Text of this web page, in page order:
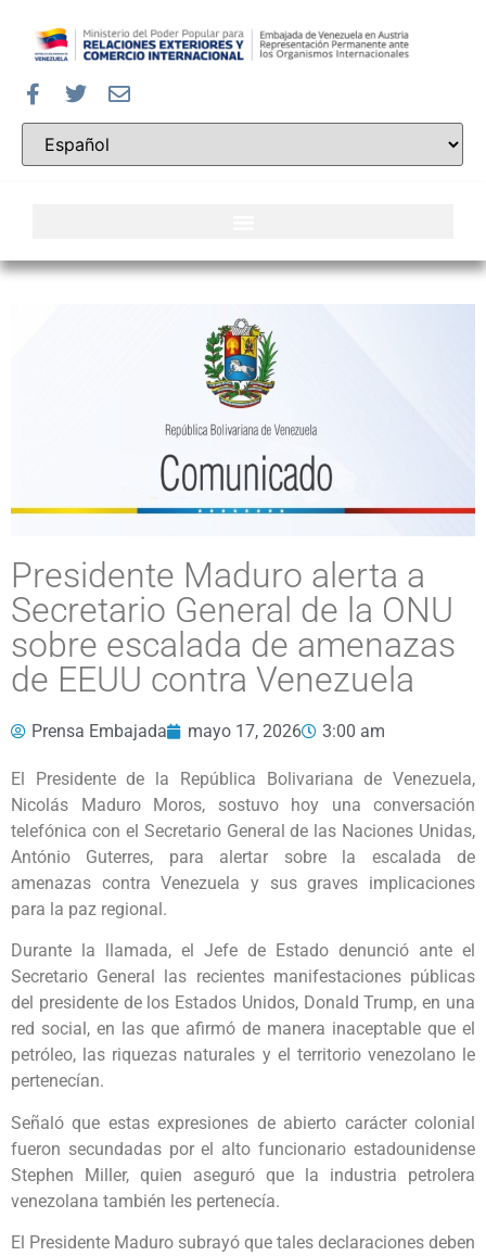
Presidente Maduro alerta a
Secretario General de la ONU
sobre escalada de amenazas
de EEUU contra Venezuela
Prensa Embajada mayo 17, 2026 3:00 am
El Presidente de la República Bolivariana de Venezuela,
Nicolás Maduro Moros, sostuvo hoy una conversación
telefónica con el Secretario General de las Naciones Unidas,
António Guterres, para alertar sobre la escalada de
amenazas contra Venezuela y sus graves implicaciones
para la paz regional.
Durante la llamada, el Jefe de Estado denunció ante el
Secretario General las recientes manifestaciones públicas
del presidente de los Estados Unidos, Donald Trump, en una
red social, en las que afirmó de manera inaceptable que el
petróleo, las riquezas naturales y el territorio venezolano le
pertenecían.
Señaló que estas expresiones de abierto carácter colonial
fueron secundadas por el alto funcionario estadounidense
Stephen Miller, quien aseguró que la industria petrolera
venezolana también les pertenecía.
El Presidente Maduro subrayó que tales declaraciones deben